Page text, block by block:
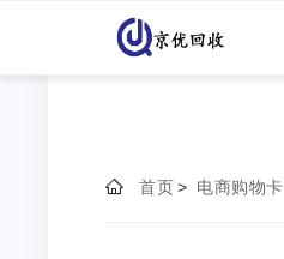
首页> 电商购物卡